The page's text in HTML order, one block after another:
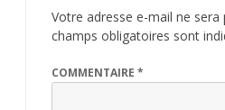
Votre adresse e-mail ne sera
champs obligatoires sont
COMMENTAIRE *